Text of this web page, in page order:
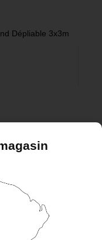
Dépliable 3x3m
– 0,25 x 0,25 x